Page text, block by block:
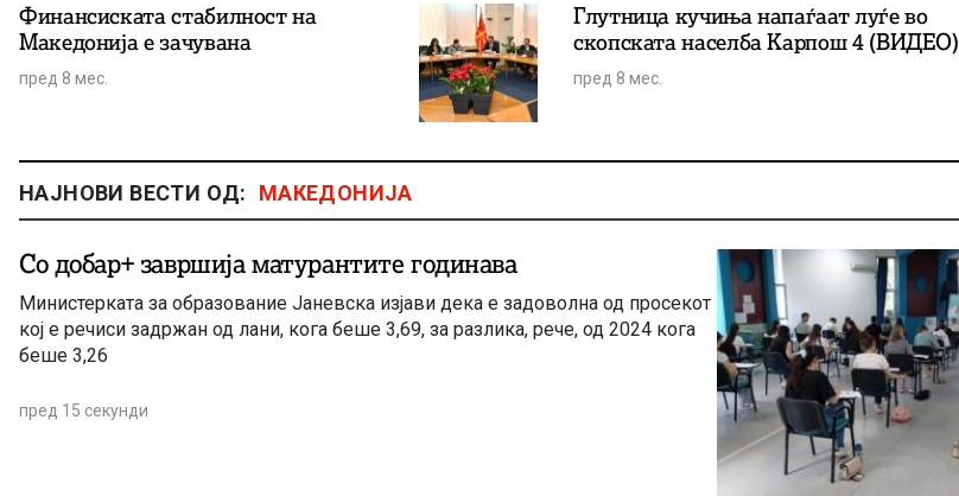
Финансиската стабилност на
Македонија е зачувана
пред 8 мес.
Глутница кучиња напаѓаат луѓе во
скопската населба Карпош 4 (ВИДЕО)
пред 8 мес.
НАЈНОВИ ВЕСТИ ОД: МАКЕДОНИЈА
Со добар+ завршија матурантите годинава
Министерката за образование Јаневска изјави дека е задоволна од просекот
кој е речиси задржан од лани, кога беше 3,69, за разлика, рече, од 2024 кога
беше 3,26
пред 15 секунди